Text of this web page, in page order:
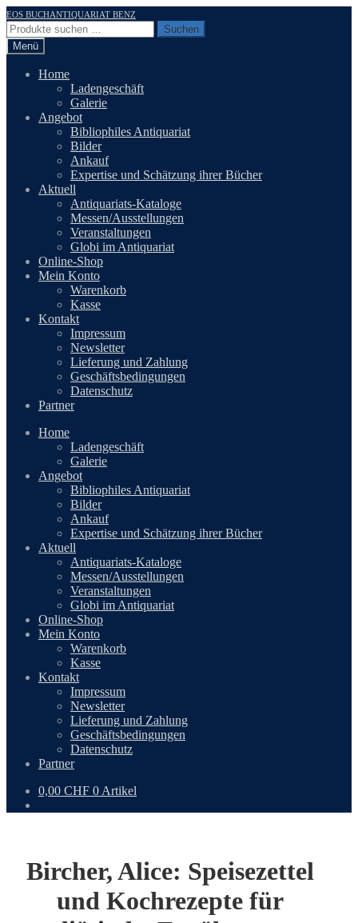
Zur
Navigation
springen
Zum
Inhalt
springen
EOS BUCHANTIQUARIAT BENZ
Suchen
nach:
Suchen
Menü
Home
Ladengeschäft
Galerie
Angebot
Bibliophiles Antiquariat
Bilder
Ankauf
Expertise und Schätzung ihrer Bücher
Aktuell
Antiquariats-Kataloge
Messen/Ausstellungen
Veranstaltungen
Globi im Antiquariat
Online-Shop
Mein Konto
Warenkorb
Kasse
Kontakt
Impressum
Newsletter
Lieferung und Zahlung
Geschäftsbedingungen
Datenschutz
Partner
Home
Ladengeschäft
Galerie
Angebot
Bibliophiles Antiquariat
Bilder
Ankauf
Expertise und Schätzung ihrer Bücher
Aktuell
Antiquariats-Kataloge
Messen/Ausstellungen
Veranstaltungen
Globi im Antiquariat
Online-Shop
Mein Konto
Warenkorb
Kasse
Kontakt
Impressum
Newsletter
Lieferung und Zahlung
Geschäftsbedingungen
Datenschutz
Partner
0,00 CHF 0 Artikel
Bircher, Alice: Speisezettel
und Kochrezepte für